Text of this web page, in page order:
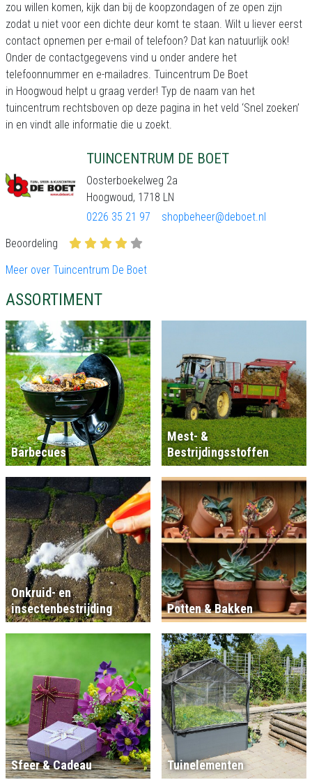
zou willen komen, kijk dan bij de koopzondagen of ze open zijn
zodat u niet voor een dichte deur komt te staan. Wilt u liever eerst
contact opnemen per e-mail of telefoon? Dat kan natuurlijk ook!
Onder de contactgegevens vind u onder andere het
telefoonnummer en e-mailadres. Tuincentrum De Boet
in Hoogwoud helpt u graag verder! Typ de naam van het
tuincentrum rechtsboven op deze pagina in het veld ‘Snel zoeken’
in en vindt alle informatie die u zoekt.
TUINCENTRUM DE BOET
Oosterboekelweg 2a
Hoogwoud, 1718 LN
0226 35 21 97
shopbeheer@deboet.nl
Beoordeling
Meer over Tuincentrum De Boet
ASSORTIMENT
Barbecues
Mest- &
Bestrijdingsstoffen
Onkruid- en
insectenbestrijding
Potten & Bakken
Sfeer & Cadeau Tuinelementen